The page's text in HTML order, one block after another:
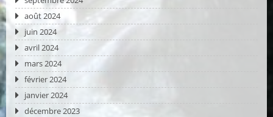
août 2024
juin 2024
avril 2024
mars 2024
février 2024
janvier 2024
décembre 2023